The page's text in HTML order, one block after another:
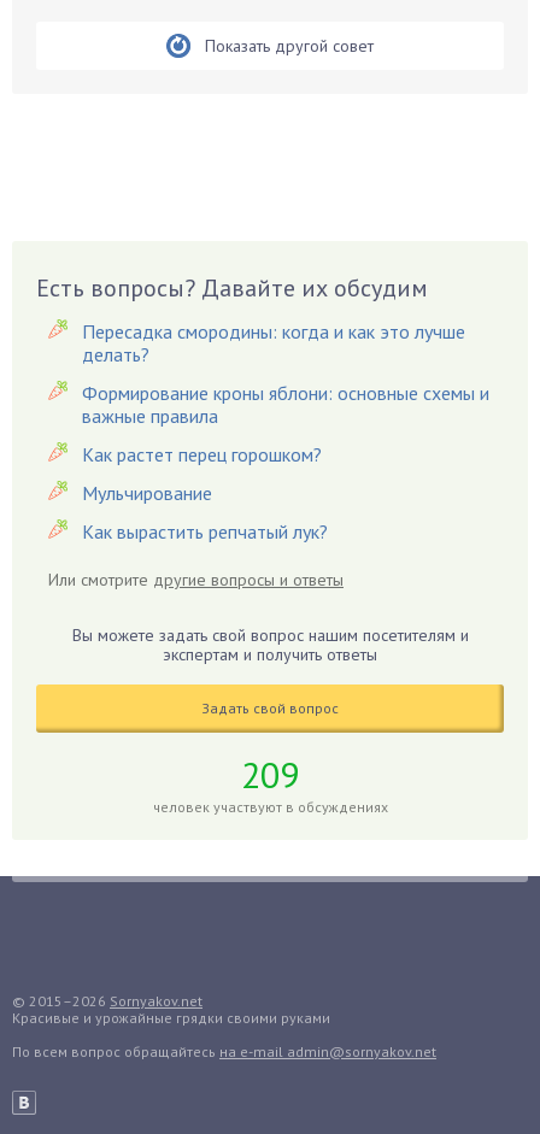
Вишня
Вредители
Гардения
Гацания
Гвоздики
Георгины
Герань
Гиацинт
Гиппеаструм
Годжи
Голубика
Гуава
Гузмания
Дайкон
Показать другой совет
Есть вопросы? Давайте их обсудим
Пересадка смородины: когда и как это лучше
делать?
Формирование кроны яблони: основные схемы и
важные правила
Как растет перец горошком?
Мульчирование
Как вырастить репчатый лук?
Или смотрите другие вопросы и ответы
Вы можете задать свой вопрос нашим посетителям и
экспертам и получить ответы
Задать свой вопрос
209
человек участвуют в обсуждениях
© 2015–2026 Sornyakov.net
Красивые и урожайные грядки своими руками
По всем вопрос обращайтесь на e-mail admin@sornyakov.net